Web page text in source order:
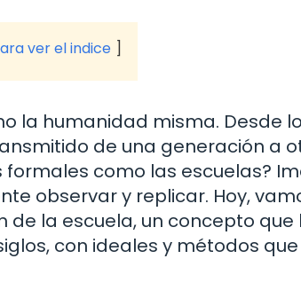
ver el indice
la humanidad misma. Desde
de una generación a
como las escuelas?
observar y replicar. Hoy,
la escuela, un concepto que
con ideales y métodos